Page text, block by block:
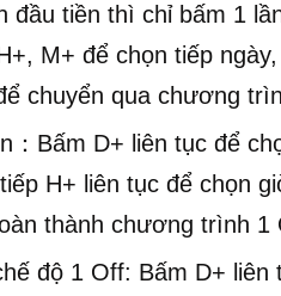
tiền thì chỉ bấm 1
M+ để chọn tiếp
chuyển qua chương
：Bấm D+ liên tục để
H+ liên tục để chọn
thành chương trình 1
độ 1 Off: Bấm D+